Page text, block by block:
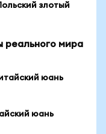
злотый
реального мира
юань
юань